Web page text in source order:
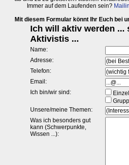
Immer auf dem Laufenden sein?
Mit diesem Formular könnt Ihr Euch bei